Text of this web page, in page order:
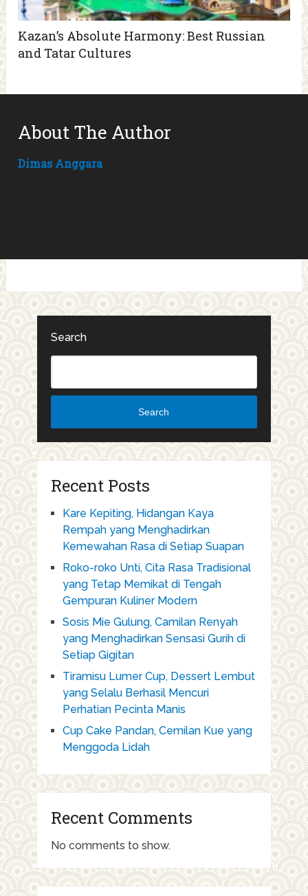
Kazan’s Absolute Harmony: Best Russian
and Tatar Cultures
About The Author
Dimas Anggara
Search
Search
Recent Posts
Kare Kepiting, Hidangan Kaya
Rempah yang Menghadirkan
Kemewahan Rasa di Setiap Suapan
Roko-roko Unti, Cita Rasa Tradisional
yang Tetap Memikat di Tengah
Gempuran Kuliner Modern
Sosis Mie Gulung, Camilan Renyah
yang Menghadirkan Sensasi Gurih di
Setiap Gigitan
Tiramisu Lumer Cup, Dessert Lembut
yang Selalu Berhasil Mencuri
Perhatian Pecinta Manis
Cup Cake Pandan, Cemilan Kue yang
Menggoda Lidah
Recent Comments
No comments to show.